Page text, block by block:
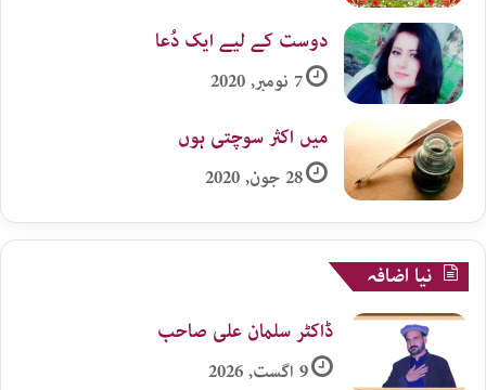
دوست کے لیے ایک دُعا
7 نومبر, 2020
میں اکثر سوچتی ہوں
28 جون, 2020
نیا اضافہ
ڈاکٹر سلمان علی صاحب
9 اگست, 2026